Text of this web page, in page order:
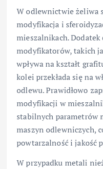
W odlewnictwie żeliwa
modyfikacja i
mieszalnikach.
modyfikatorów, takich
wpływa na kształt
kolei przekłada się na
odlewu. Prawidłowo
modyfikacji w
stabilnych parametrów
maszyn odlewniczych,
powtarzalność i jakość
W przypadku metali